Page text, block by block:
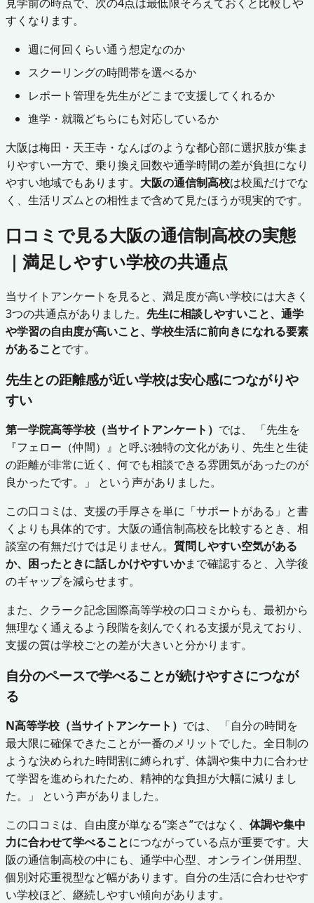
すくなります。
週に何回くらい通う想定なのか
スクーリングの時間帯を選べるか
レポート管理を先生がどこまで支援してくれるか
進学・就職どちらにも対応しているか
大阪は梅田・天王寺・なんばのような都心部に選択肢が集ま
りやすい一方で、乗り換え回数や通学時間の差が負担になり
やすい地域でもあります。 大阪の通信制高校は校風だけでな
く、生活リズムとの相性まで含めて見たほうが現実的です。
口コミで見る大阪の通信制高校の実態
｜満足しやすい学校の共通点
当サイトアンケートを見ると、満足度が高い学校には大きく
3つの共通点がありました。 先生に相談しやすいこと、通学
や学習の自由度が高いこと、学校生活に前向きになれる要素
があることです。
先生との距離感が近い学校は安心感につながりや
すい
第一学院高等学校（当サイトアンケート） では、 「先生を
『フェロー（仲間）』と呼ぶ独特の文化があり、先生と生徒
の距離が非常に近く、何でも相談できる雰囲気があったのが
良かったです。」 という声がありました。
この口コミは、支援の手厚さを単に「サポートがある」と書
くよりも具体的です。大阪の通信制高校を比較するとき、相
談室の有無だけでは足りません。 質問しやすい空気がある
か、困ったときに話しかけやすいかまで確認すると、入学後
のギャップを減らせます。
また、クラーク記念国際高等学校の口コミからも、最初から
無理なく通えるよう段階を刻んでくれる支援が見えており、
支援の質は学校ごとの差が大きいと分かります。
自分のペースで学べることが続けやすさにつなが
る
N高等学校（当サイトアンケート） では、 「自分の時間を
最大限に確保できたことが一番のメリットでした。全日制の
ような決められた時間割に縛られず、体調や集中力に合わせ
て学習を進められたため、精神的な負担が大幅に減りまし
た。」 という声がありました。
この口コミは、自由度が単なる“楽さ”ではなく、 体調や集中
力に合わせて学べることにつながっている点が重要です。大
阪の通信制高校の中にも、通学中心型、オンライン併用型、
個別対応重視型など幅があります。自分の生活に合わせやす
い学校ほど、継続しやすい傾向があります。